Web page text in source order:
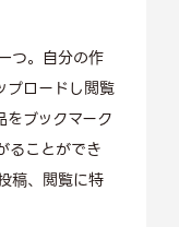
つ。自分の作
プロードし閲覧
をブックマーク
ることができ
稿、閲覧に特